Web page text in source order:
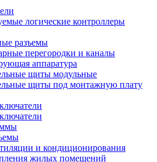
логические контроллеры
разъемы
перегородки и каналы
аппаратура
щиты модульные
щиты под монтажную плату
и кондиционирования
жилых помещений